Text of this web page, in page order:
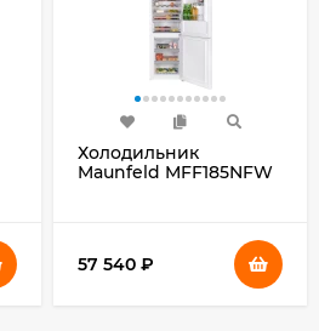
Холодильник
Maunfeld MFF185NFW
57 540 ₽